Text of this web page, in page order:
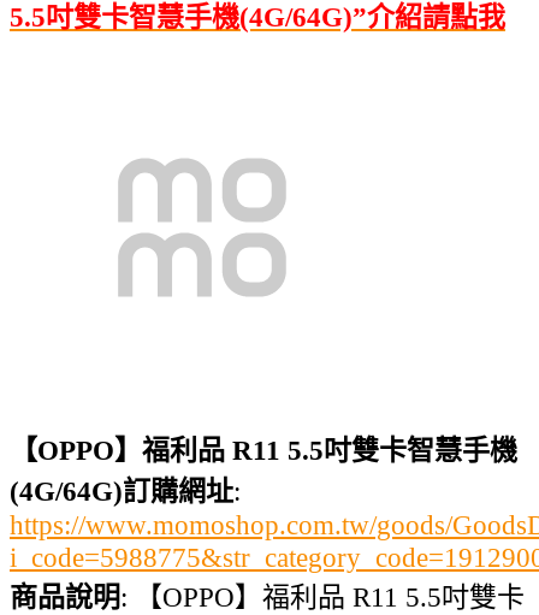
5.5吋雙卡智慧手機(4G/64G)”介紹請點我
【OPPO】福利品 R11 5.5吋雙卡智慧手機
(4G/64G)訂購網址:
https://www.momoshop.com.tw/goods/
商品說明: 【OPPO】福利品 R11 5.5吋雙卡